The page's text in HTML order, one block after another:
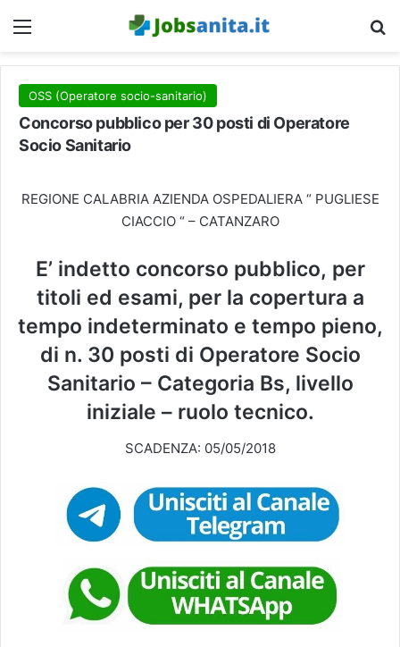
Menu
OSS (Operatore socio-sanitario)
Concorso pubblico per 30 posti di Operatore
Socio Sanitario
REGIONE CALABRIA AZIENDA OSPEDALIERA “ PUGLIESE
CIACCIO “ – CATANZARO
E’ indetto concorso pubblico, per
titoli ed esami, per la copertura a
tempo indeterminato e tempo pieno,
di n. 30 posti di Operatore Socio
Sanitario – Categoria Bs, livello
iniziale – ruolo tecnico.
SCADENZA: 05/05/2018